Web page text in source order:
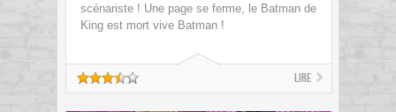
scénariste ! Une page se ferme, le Batman de
King est mort vive Batman !
Lire